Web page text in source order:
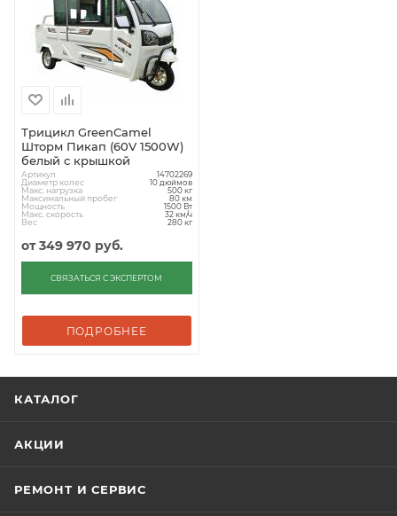
Трицикл GreenCamel
Шторм Пикап (60V 1500W)
белый с крышкой
Артикул 14702269
Диаметр колес 10 дюймов
Макс. нагрузка 500 кг
Максимальный пробег 80 км
Мощность 1500 Вт
Макс. скорость 32 км/ч
Вес 280 кг
от349 970 руб.
СВЯЗАТЬСЯ С ЭКСПЕРТОМ
ПОДРОБНЕЕ
КАТАЛОГ
АКЦИИ
РЕМОНТ И СЕРВИС